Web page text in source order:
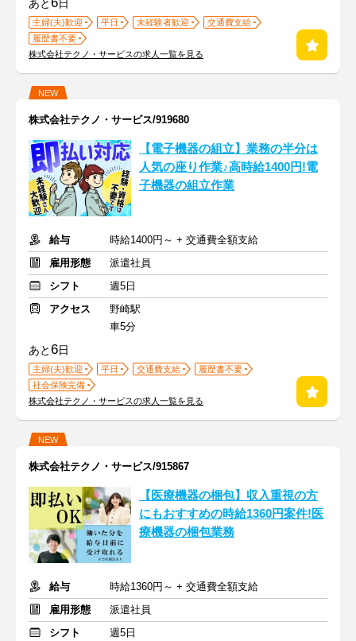
あと 日
主婦(夫)歓迎 平日 未経験者歓迎
交通費支給
履歴書不要
株式会社テクノ・サービスの求人一覧を見る
NEW
株式会社テクノ・サービス/919680
【電子機器の組立】業務の半分は
人気の座り作業♪高時給1400円!電
子機器の組立作業
給与
時給1400円～ + 交通費全額支給
雇用形態
派遣社員
シフト
週5日
アクセス
野崎駅
車5分
あと6日
主婦(夫)歓迎 平日 交通費支給
履歴書不要
社会保険完備
株式会社テクノ・サービスの求人一覧を見る
NEW
株式会社テクノ・サービス/915867
【医療機器の梱包】収入重視の方
にもおすすめの時給1360円案件!医
療機器の梱包業務
給与
時給1360円～ + 交通費全額支給
雇用形態
派遣社員
シフト
週5日